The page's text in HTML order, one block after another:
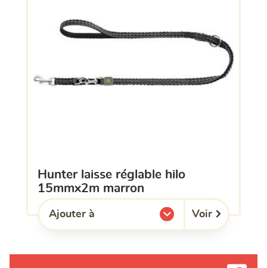
hunter laisse réglable hilo
15mmx2m marron
Ajouter à
l'une de mes listes. Voir